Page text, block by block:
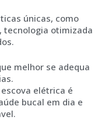
únicas, como
tecnologia otimizada
melhor se adequa
elétrica é
bucal em dia e